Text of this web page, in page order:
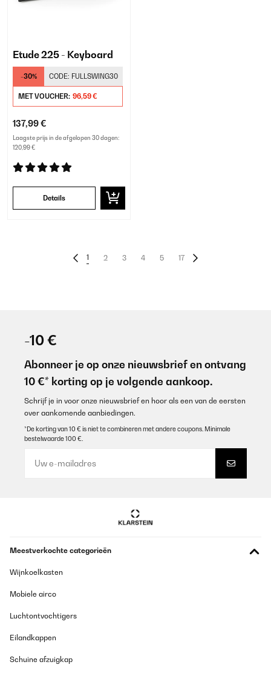
Etude 225 - Keyboard
-30% CODE: FULLSWING30
MET VOUCHER: 96,59 €
137,99 €
Laagste prijs in de afgelopen 30 dagen:
120,99 €
Details
1 2 3 4 5 17
-10 €
Abonneer je op onze nieuwsbrief en ontvang
10 €* korting op je volgende aankoop.
Schrijf je in voor onze nieuwsbrief en hoor als een van de eersten
over aankomende aanbiedingen.
*De korting van 10 € is niet te combineren met andere coupons. Minimale
bestelwaarde 100 €.
Meestverkochte categorieën
Wijnkoelkasten
Mobiele airco
Luchtontvochtigers
Eilandkappen
Schuine afzuigkap